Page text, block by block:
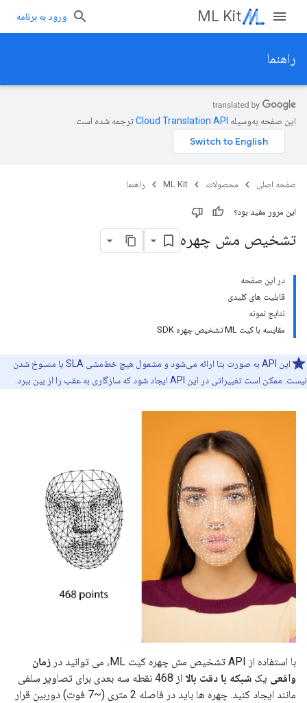
ML Kit ورود به برنامه
راهنما
این صفحه به‌وسیله ترجمه شده است.
صفحه اصلی محصولات ML Kit راهنما
این مرور مفید بود؟
تشخیص مش چهره
در این صفحه
قابلیت های کلیدی
نتایج نمونه
مقایسه با کیت ML تشخیص چهره SDK
این API به صورت بتا ارائه می‌شود و مشمول هیچ خط‌مشی SLA یا منسوخ شدن
نیست. ممکن است تغییراتی در این API ایجاد شود که سازگاری به عقب را از بین ببرد.
با استفاده از API تشخیص مش چهره کیت ML، می توانید در
زمان
واقعی یک شبکه با دقت بالا
از 468 نقطه سه بعدی برای تصاویر سلفی
مانند ایجاد کنید. چهره ها باید در فاصله 2 متری (~7 فوت) دوربین قرار